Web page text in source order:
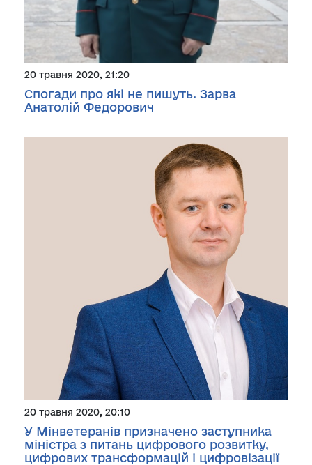
20 травня 2020, 21:20
Спогади про які не пишуть. Зарва
Анатолій Федорович
20 травня 2020, 20:10
У Мінветеранів призначено заступника
міністра з питань цифрового розвитку,
цифрових трансформацій і цифровізації